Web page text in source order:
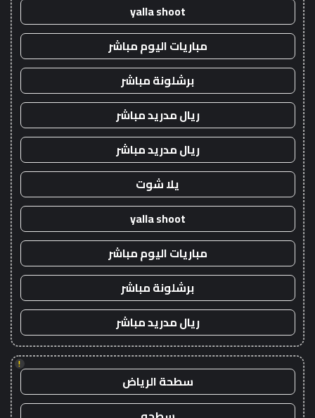
yalla shoot
مباريات اليوم مباشر
برشلونة مباشر
ريال مدريد مباشر
ريال مدريد مباشر
يلا شوت
yalla shoot
مباريات اليوم مباشر
برشلونة مباشر
ريال مدريد مباشر
!
سطحة الرياض